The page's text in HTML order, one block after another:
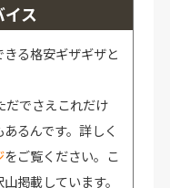
ス
る格安ギザギザと
だでさえこれだけ
るんです。詳しく
をご覧ください。こ
掲載しています。